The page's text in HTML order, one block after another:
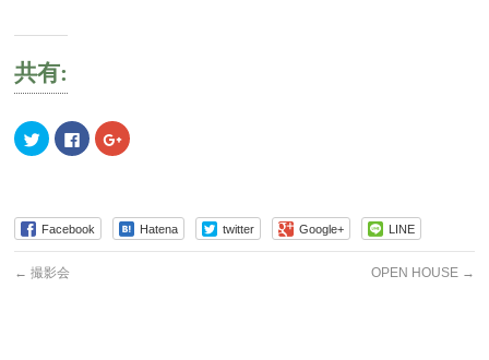
共有:
ク
リ
Twitter
で
共
有
(新
し
Facebook
で
に
は
ク
リ
ク
リ
Google+
で
共
有
Facebook Hatena twitter Google+ LINE
← 撮影会 OPEN HOUSE →